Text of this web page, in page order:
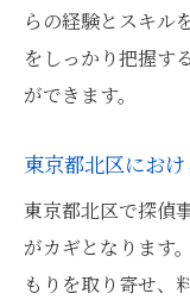
探偵の
探偵の調
特定の調
探偵と
性
東京都北区
らの経験とスキル
をしっかり把握す
ができます。
東京都北区にお
東京都北区で探偵
がカギとなります
もりを取り寄せ、